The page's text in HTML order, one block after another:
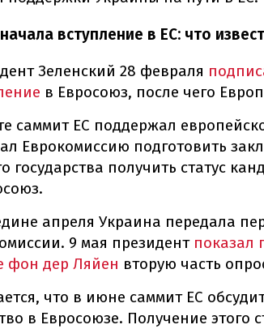
вступление в ЕС: что
Зеленский 28 февраля
в Евросоюз, после чего
саммит ЕС поддержал
Еврокомиссию подготовить
государства получить статус
апреля Украина передала
9 мая президент показал
фон дер Ляйен вторую часть
что в июне саммит ЕС
в Евросоюзе. Получение этого